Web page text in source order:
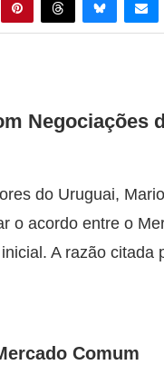
Negociações
do Uruguai,
o acordo entre o
A razão
Comum